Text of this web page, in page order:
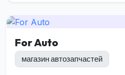
For Auto
магазин автозапчастей